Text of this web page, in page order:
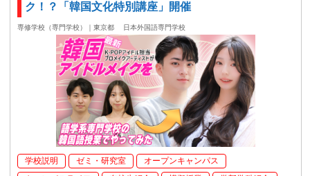
ク！？「韓国文化特別講座」開催
専修学校（専門学校）｜東京都 日本外国語専門学校
学校説明 ゼミ・研究室
オープンキャンパス